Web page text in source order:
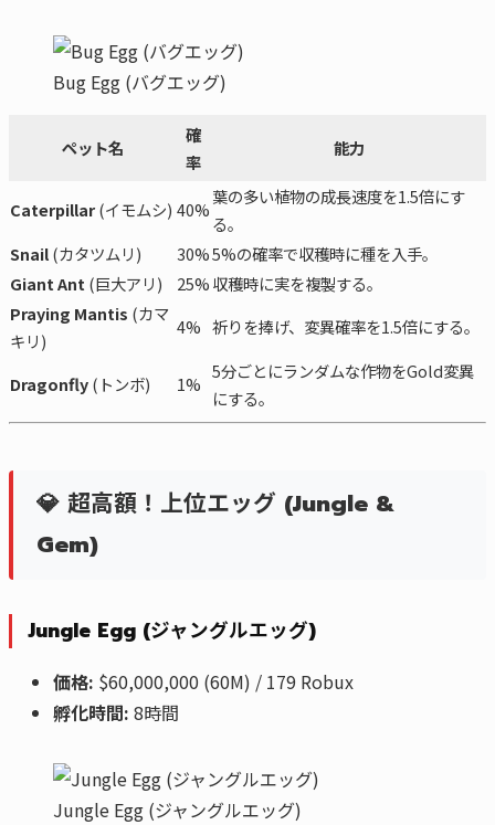
Bug Egg (バグエッグ)
ペット名
確
率
能力
Caterpillar(イモムシ) 40%
葉の多い植物の成長速度を1.5倍にす
る。
Snail(カタツムリ) 30%5%の確率で収穫時に種を入手。
Giant Ant (巨大アリ) 25%収穫時に実を複製する。
Praying Mantis (カマ
キリ)
4% 祈りを捧げ、変異確率を1.5倍にする。
Dragonfly(トンボ) 1%
5分ごとにランダムな作物をGold変異
にする。
💎 超高額！上位エッグ (Jungle &
Gem)
Jungle Egg (ジャングルエッグ)
価格: $60,000,000 (60M) / 179 Robux
孵化時間: 8時間
Jungle Egg (ジャングルエッグ)